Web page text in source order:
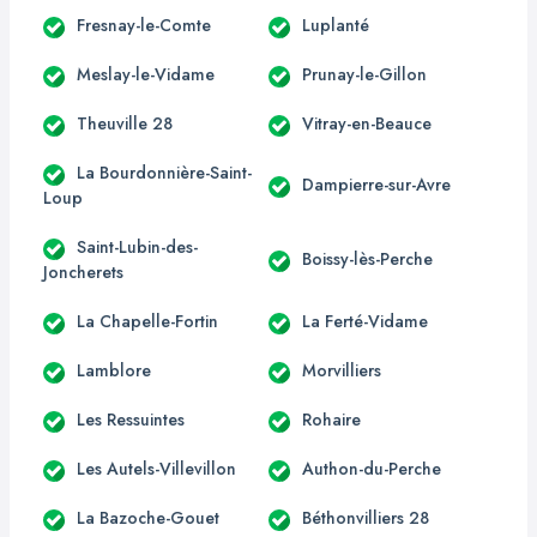
Fresnay-le-Comte Luplanté
Meslay-le-Vidame Prunay-le-Gillon
Theuville 28 Vitray-en-Beauce
La Bourdonnière-Saint-
Loup
Dampierre-sur-Avre
Saint-Lubin-des-
Joncherets
Boissy-lès-Perche
La Chapelle-Fortin La Ferté-Vidame
Lamblore Morvilliers
Les Ressuintes Rohaire
Les Autels-Villevillon Authon-du-Perche
La Bazoche-Gouet Béthonvilliers 28